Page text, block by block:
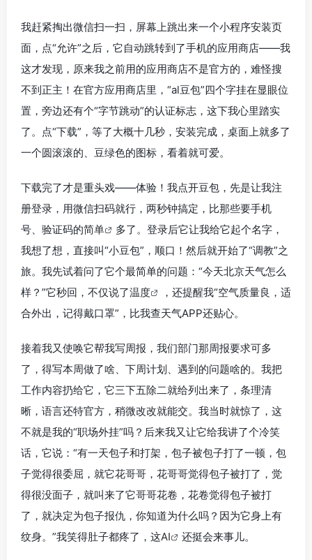
我赶紧掏出微信扫一扫，屏幕上跳出来一个小程序安装页
面，点“允许”之后，它自动跳转到了手机的应用商店——我
这才发现，原来我之前用的应用商店不是官方的，难怪搜
不到正主！在官方应用商店里，“al豆包”四个字挂在显眼位
置，旁边还有个“字节跳动”的认证标志，这下我心里踏实
了。点“下载”，等了大概十几秒，安装完成，桌面上就多了
一个圆滚滚的、豆绿色的图标，看着就可爱。
下载完了才是重头戏——体验！我点开豆包，先是让我注
册登录，用微信扫码就行，两秒钟搞定，比那些要手机
号、验证码的简单
多了。登录后它让我给它起个名字，
我想了想，直接叫“小豆包”，顺口！然后就开始了“调教”之
旅。我先试着问了它个最简单的问题：“今天北京天气怎么
样？”它秒回，不仅说了温度
，还提醒我“空气质量良，适
合外出，记得戴口罩”，比我查天气APP还贴心。
接着我又使唤它帮我写周报，我们部门那周报要求可多
了，得写本周做了啥、下周计划、遇到的问题啥的。我把
工作内容扔给它，它三下五除二就给列出来了，条理清
晰，语言还特官方，稍微改改就能交。我当时就惊了，这
不就是我的“职场外挂”吗？后来我又让它给我讲了个冷笑
话，它说：“有一天包子和打架，包子被包子打了一顿，包
子觉得很委屈，就它花哥哥，花哥哥觉得包子被打了，觉
得很没面子，就叫来了它哥哥花卷，花卷觉得包子被打
了，就决定为包子报仇，你知道为什么吗？因为它身上有
纹身。”我笑得肚子都疼了，这AI 还挺会来事儿。